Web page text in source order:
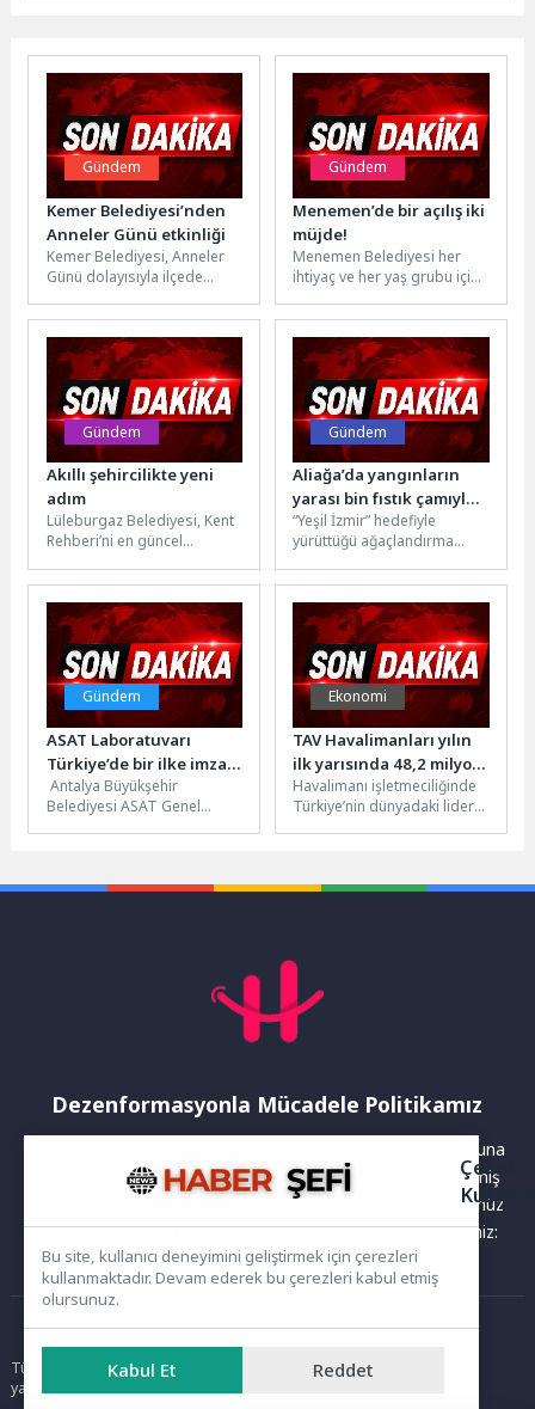
Gündem
Kemer Belediyesi’nden
Anneler Günü etkinliği
Kemer Belediyesi, Anneler
Günü dolayısıyla ilçede
düzenledi. Anneler etkinlikte
gönüllerince eğlenerek
güzel...
Gündem
Menemen’de bir açılış iki
müjde!
Menemen Belediyesi her
ihtiyaç ve her yaş grubu için
ediyor. Bu kapsamda...
Gündem
Akıllı şehircilikte yeni
adım
Lüleburgaz Belediyesi, Kent
Rehberi’ni en güncel
çalışmalarını sürdürüyor.
Proje kapsamında, 360
derece...
Gündem
Aliağa’da yangınların
yarası bin fıstık çamıyla
sarıldı
“Yeşil İzmir” hedefiyle
yürüttüğü ağaçlandırma
yangından zarar gören
alanları yeniden doğaya
kazandıran İzmir...
Gündem
ASAT Laboratuvarı
Türkiye’de bir ilke imza
attı
Antalya Büyükşehir
Belediyesi ASAT Genel
(TÜRKAK) tarafından
Ekonomi
TAV Havalimanları yılın
ilk yarısında 48,2 milyon
yolcuya hizmet verdi
Havalimanı işletmeciliğinde
Türkiye’nin dünyadaki lider
Dezenformasyonla Mücadele Politikamız
Yayınlanan haberler doğruluk ilkesi gözetilerek hazırlanır. Buna
rağmen bazı içeriklerde eksik, hatalı veya güncelliğini yitirmiş
bilgiler bulunabilir.Yanlış veya yanıltıcı olduğunu düşündüğünüz
haberleri aşağıdaki iletişim kanallarından bize bildirebilirsiniz:
Ana Sayfa
Tüm hakları saklıdır. Sitede yer alan içerikler izinsiz kopyalanamaz,
yayımlanamaz ve kullanılamaz.
Çerez
Bu site, kullanıcı deneyimini geliştirmek için çerezleri
kullanmaktadır. Devam ederek bu çerezleri kabul etmiş
olursunuz.
Kabul Et Reddet